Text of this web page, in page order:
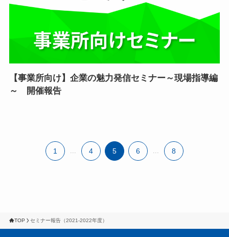
【事業所向け】企業の魅力発信セミナー～現場指導編
～ 開催報告
1 ... 4 5 6 ... 8
TOP セミナー報告（2021-2022年度）